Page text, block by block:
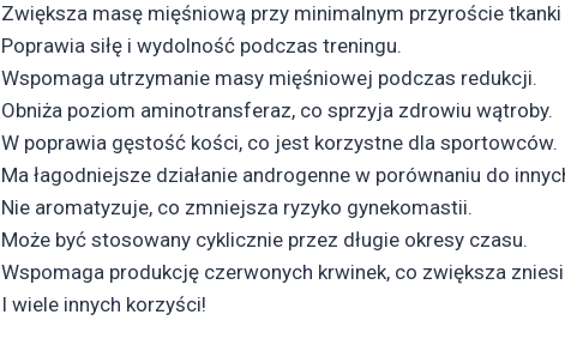
Zwiększa masę mięśniową przy minimalnym przyroście
Poprawia siłę i wydolność podczas treningu.
Wspomaga utrzymanie masy mięśniowej podczas redukcji.
Obniża poziom aminotransferaz, co sprzyja zdrowiu wątroby.
W poprawia gęstość kości, co jest korzystne dla sportowców.
Ma łagodniejsze działanie androgenne w porównaniu do
Nie aromatyzuje, co zmniejsza ryzyko gynekomastii.
Może być stosowany cyklicznie przez długie okresy czasu.
Wspomaga produkcję czerwonych krwinek, co zwiększa
I wiele innych korzyści!